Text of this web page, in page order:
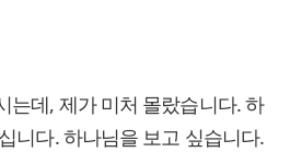
는데, 제가 미처 몰랐습니다. 하
니다. 하나님을 보고 싶습니다.